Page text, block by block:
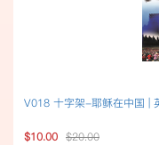
V018 十字架-耶稣在中国 |
$10.00 $20.00